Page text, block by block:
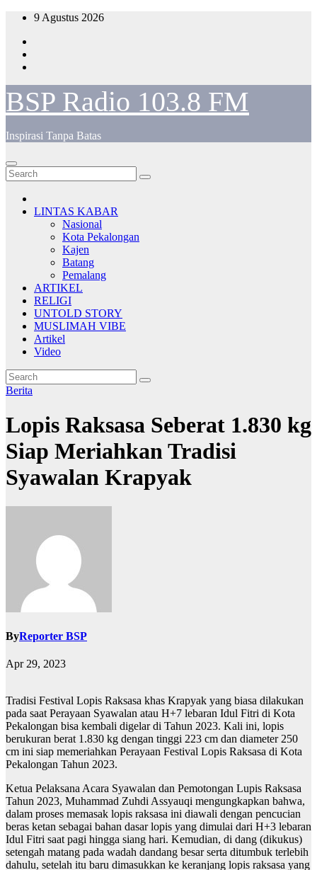
Skip
content
9 Agustus 2026
BSP Radio 103.8 FM
Inspirasi Tanpa Batas
LINTAS KABAR
Nasional
Kota Pekalongan
Kajen
Batang
Pemalang
ARTIKEL
RELIGI
UNTOLD STORY
MUSLIMAH VIBE
Artikel
Video
Berita
Lopis Raksasa Seberat 1.830 kg
Siap Meriahkan Tradisi
Syawalan Krapyak
ByReporter BSP
Apr 29, 2023
Tradisi Festival Lopis Raksasa khas Krapyak yang biasa dilakukan
pada saat Perayaan Syawalan atau H+7 lebaran Idul Fitri di Kota
Pekalongan bisa kembali digelar di Tahun 2023. Kali ini, lopis
berukuran berat 1.830 kg dengan tinggi 223 cm dan diameter 250
cm ini siap memeriahkan Perayaan Festival Lopis Raksasa di Kota
Pekalongan Tahun 2023.
Ketua Pelaksana Acara Syawalan dan Pemotongan Lupis Raksasa
Tahun 2023, Muhammad Zuhdi Assyauqi mengungkapkan bahwa,
dalam proses memasak lopis raksasa ini diawali dengan pencucian
beras ketan sebagai bahan dasar lopis yang dimulai dari H+3 lebaran
Idul Fitri saat pagi hingga siang hari. Kemudian, di dang (dikukus)
setengah matang pada wadah dandang besar serta ditumbuk terlebih
dahulu, setelah itu baru dimasukkan ke keranjang lopis raksasa yang